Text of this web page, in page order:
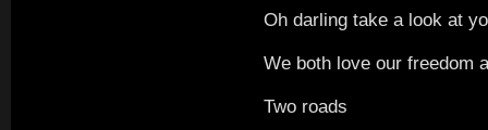
Oh darling take a look at
We both love our freedom
Two roads